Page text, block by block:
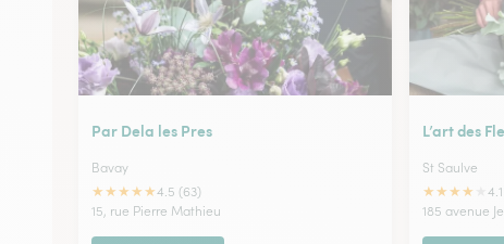
Par Dela les Pres
Bavay
★★★★★4.5 (63)
15, rue Pierre Mathieu
L’art des
St Saulve
★★★★
185 avenue